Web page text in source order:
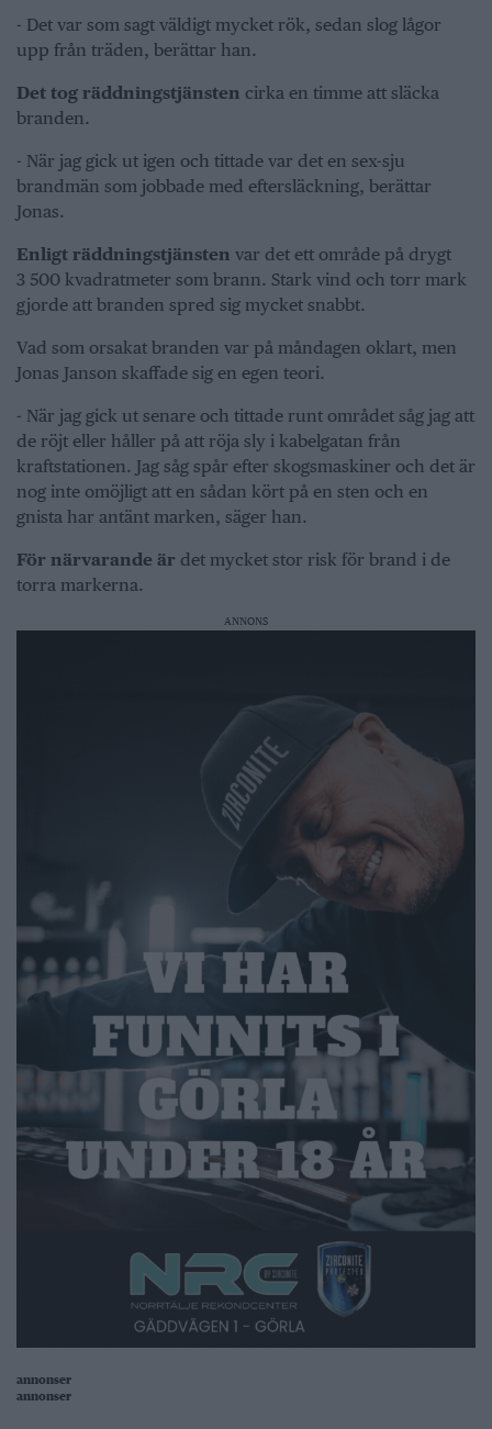
- Det var som sagt väldigt mycket rök, sedan slog lågor
upp från träden, berättar han.
Det tog räddningstjänsten cirka en timme att släcka
branden.
- När jag gick ut igen och tittade var det en sex-sju
brandmän som jobbade med eftersläckning, berättar
Jonas.
Enligt räddningstjänsten var det ett område på drygt
3 500 kvadratmeter som brann. Stark vind och torr mark
gjorde att branden spred sig mycket snabbt.
Vad som orsakat branden var på måndagen oklart, men
Jonas Janson skaffade sig en egen teori.
- När jag gick ut senare och tittade runt området såg jag att
de röjt eller håller på att röja sly i kabelgatan från
kraftstationen. Jag såg spår efter skogsmaskiner och det är
nog inte omöjligt att en sådan kört på en sten och en
gnista har antänt marken, säger han.
För närvarande är det mycket stor risk för brand i de
torra markerna.
ANNONS
annonser
annonser